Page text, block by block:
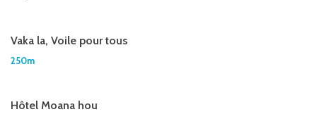
Vaka la, Voile pour tous
250m
Hôtel Moana hou